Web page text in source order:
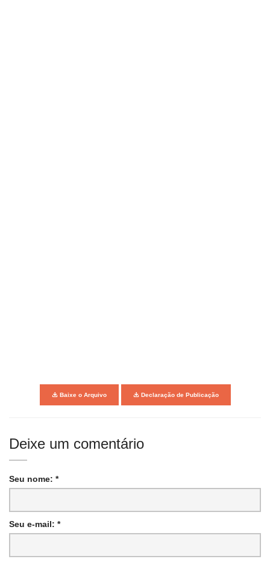
Baixe o Arquivo Declaração de Publicação
Deixe um comentário
Seu nome: *
Seu e-mail: *